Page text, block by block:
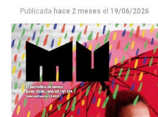
Este número 215 de MU ☝️viene
podría ser una frase:
Sin
Publicada hace 2 meses el 19/06/2026